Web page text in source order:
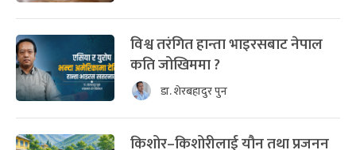
विश्व तरंगित हान्ता भाइरसबाट नेपाल
कति जोखिममा ?
डा. शेरबहादुर पुन
किशोर–किशोरीलाई यौन तथा प्रजनन